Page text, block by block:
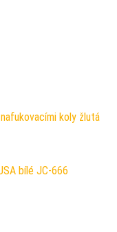
koly žlutá
bílé JC-666